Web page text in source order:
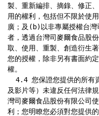
製、重新編排、摘錄、修正
用的權利，包括但不限於使
廣；及(b)以非專屬授權台灣
者，透過台灣司麥爾食品股
取、使用、重製、創造衍生
您的授權，除非另有書面約
權。
及影片等）未違反任何法律
灣司麥爾食品股份有限公司
利；您明瞭您必須對您提供